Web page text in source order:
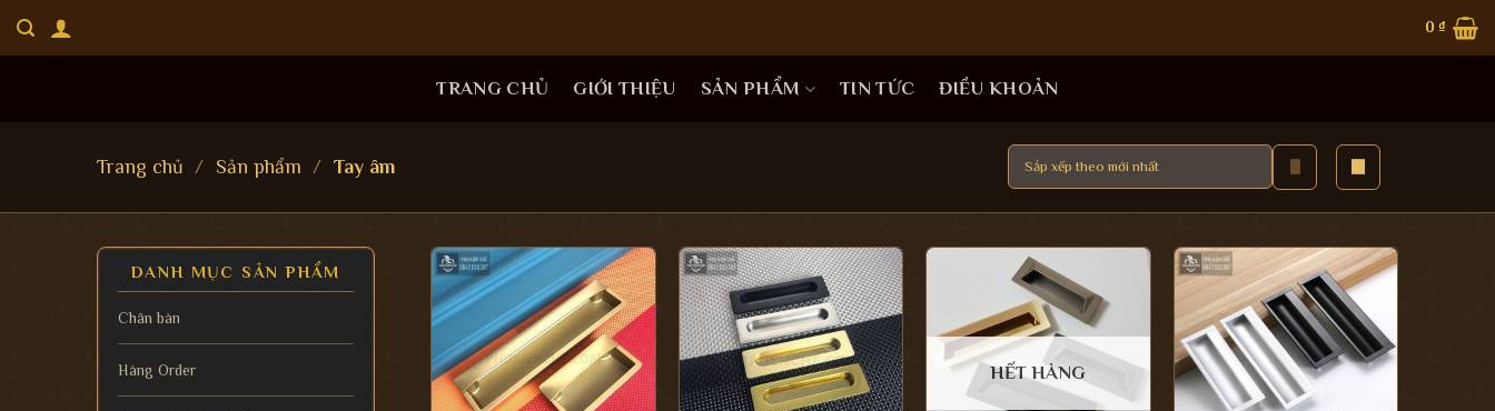
qua
0₫
TRANG CHỦ GIỚI THIỆU SẢN PHẨM TIN TỨC ĐIỀU KHOẢN
Trang chủ / Sản phẩm / Tay âm
DANH MỤC SẢN PHẨM
Chân bàn
Hàng Order HẾT HÀNG